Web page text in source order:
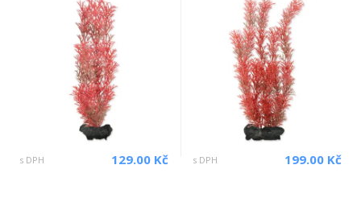
s DPH 129.00 Kč s DPH 199.00 Kč